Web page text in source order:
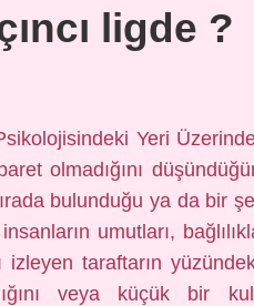
ligde ?
Yeri
olmadığını
bulunduğu ya da bir
umutları,
izleyen taraftarın
veya küçük bir